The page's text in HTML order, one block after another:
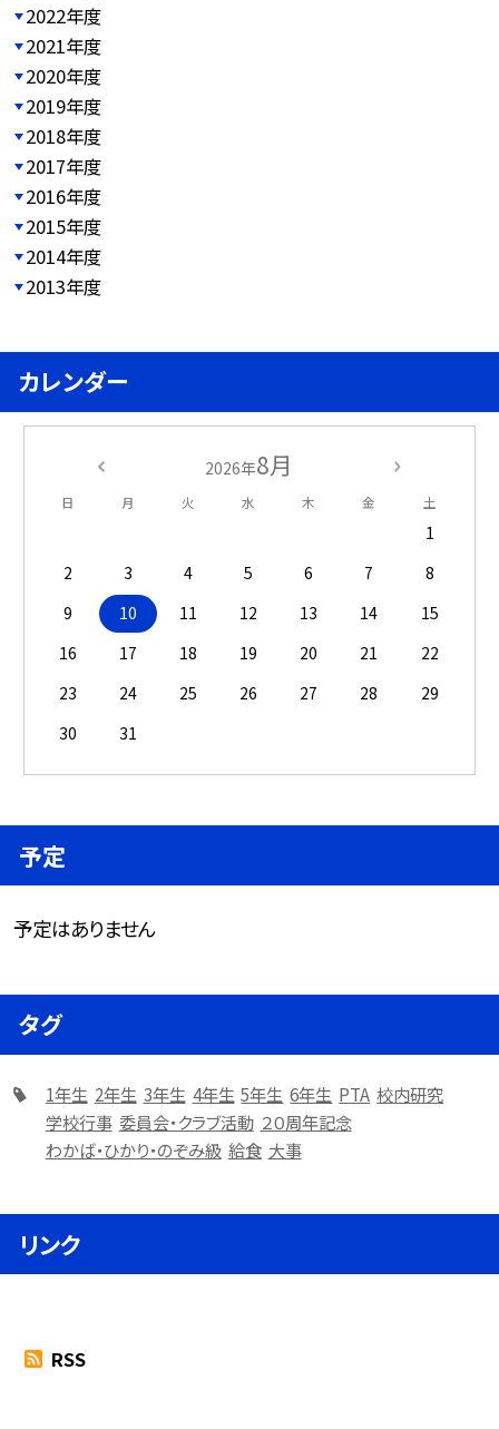
2022年度
2021年度
2020年度
2019年度
2018年度
2017年度
2016年度
2015年度
2014年度
2013年度
カレンダー
2026年8月
日 月 火 水 木 金 土
1
2
3 4 5 6 7
8
9
10 11 12 13 14
15
16
17 18 19 20 21
22
23
24 25 26 27 28
29
30
31
予定
予定はありません
タグ
1年生 2年生 3年生 4年生 5年生 6年生 PTA 校内研究
学校行事 委員会・クラブ活動 ２０周年記念
わかば・ひかり・のぞみ級 給食 大事
リンク
RSS